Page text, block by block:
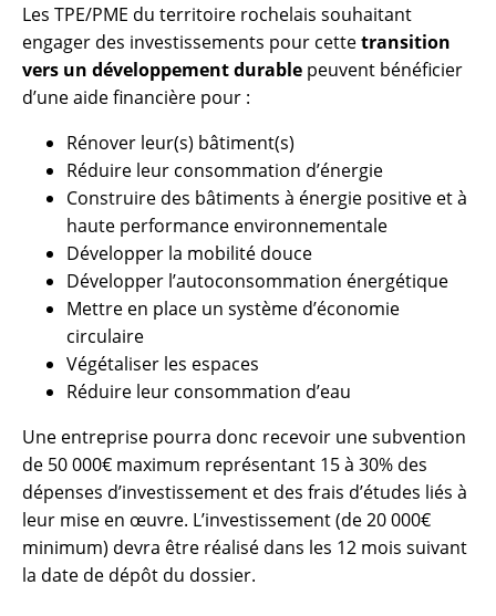
Les TPE/PME du territoire rochelais souhaitant
engager des investissements pour cettetransition
vers un développement durable peuvent bénéficier
d’une aide financière pour :
Rénover leur(s) bâtiment(s)
Réduire leur consommation d’énergie
Construire des bâtiments à énergie positive et à
haute performance environnementale
Développer la mobilité douce
Développer l’autoconsommation énergétique
Mettre en place un système d’économie
circulaire
Végétaliser les espaces
Réduire leur consommation d’eau
Une entreprise pourra donc recevoir une subvention
de 50 000€ maximum représentant 15 à 30% des
dépenses d’investissement et des frais d’études liés à
leur mise en œuvre. L’investissement (de 20 000€
minimum) devra être réalisé dans les 12 mois suivant
la date de dépôt du dossier.